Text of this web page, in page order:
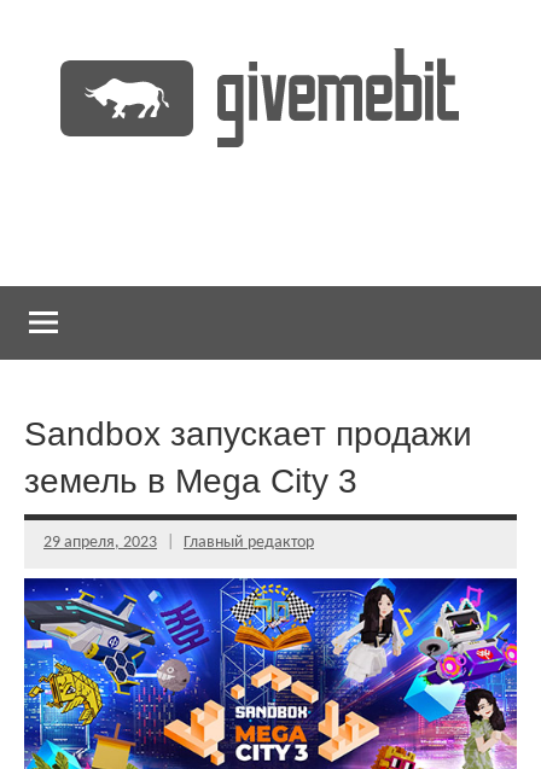
содержимому
Sandbox запускает продажи
земель в Mega City 3
29 апреля, 2023 Главный редактор